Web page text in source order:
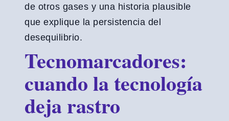
de otros gases y una historia plausible
que explique la persistencia del
desequilibrio.
Tecnomarcadores:
cuando la tecnología
deja rastro